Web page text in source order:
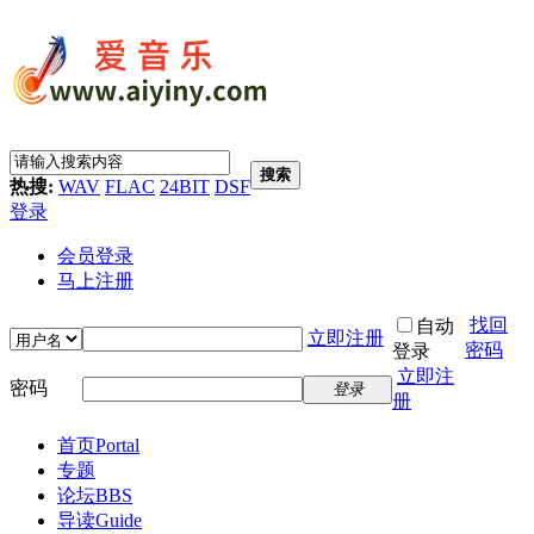
热搜: WAV FLAC 24BIT DSF
搜索
登录
会员登录
马上注册
立即注册
自动
登录
找回
密码
密码
登录
立即注
册
首页Portal
专题
论坛BBS
导读Guide